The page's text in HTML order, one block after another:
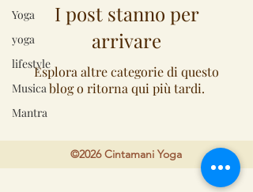
Yoga
yoga
lifestyle
Musica
Mantra
I post stanno per
arrivare
Esplora altre categorie di questo
blog o ritorna qui più tardi.
©2026 Cintamani Yoga